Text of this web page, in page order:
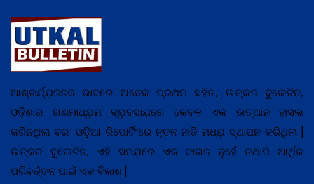
ଆଶ୍ଚର୍ଯ୍ଯ଼ଜନକ ଭାବରେ ଅନେକ ପ୍ରଥମ ସହିତ, ଉତ୍କଳ ବୁଲେଟିନ,
ଓଡ଼ିଶାର ଗଣମାଧ୍ଯ଼ମ ବ୍ଯ଼ବସାଯ଼ରେ କେବଳ ଏକ ଉତ୍ଥାନ ହାସଲ
କରିନଥିଲା ବରଂ ଓଡ଼ିଆ ରିପୋର୍ଟିଂରେ ନୂତନ ନୀତି ମଧ୍ଯ଼ ସ୍ଥାପନ କରିଥିଲା |
ଉତ୍କଳ ବୁଲେଟିନ, ଏହି ସମଯ଼ରେ ଏକ କାଗଜ ନୁହେଁ ତଥାପି ଆର୍ଥିକ
ପରିବର୍ତ୍ତନ ପାଇଁ ଏକ ବିକାଶ |